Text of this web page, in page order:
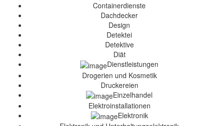
Containerdienste
Dachdecker
Design
Detektei
Detektive
Diät
Dienstleistungen
Drogerien und Kosmetik
Druckereien
Einzelhandel
Elektroinstallationen
Elektronik